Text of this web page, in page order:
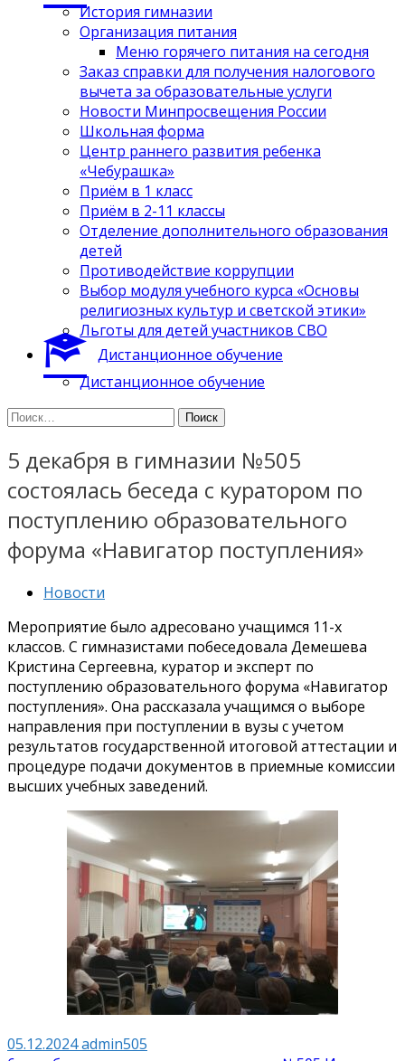
История гимназии
Организация питания
Меню горячего питания на сегодня
Заказ справки для получения налогового
вычета за образовательные услуги
Новости Минпросвещения России
Школьная форма
Центр раннего развития ребенка
«Чебурашка»
Приём в 1 класс
Приём в 2-11 классы
Отделение дополнительного образования
детей
Противодействие коррупции
Выбор модуля учебного курса «Основы
религиозных культур и светской этики»
Льготы для детей участников СВО
Дистанционное обучение
Дистанционное обучение
Найти:
5 декабря в гимназии №505
состоялась беседа с куратором по
поступлению образовательного
форума «Навигатор поступления»
Новости
Мероприятие было адресовано учащимся 11-х
классов. С гимназистами побеседовала Демешева
Кристина Сергеевна, куратор и эксперт по
поступлению образовательного форума «Навигатор
поступления». Она рассказала учащимся о выборе
направления при поступлении в вузы с учетом
результатов государственной итоговой аттестации и
процедуре подачи документов в приемные комиссии
высших учебных заведений.
05.12.2024admin505